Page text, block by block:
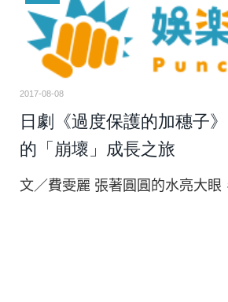
2017-08-08
日劇《過度保護的加穗子
的「崩壞」成長之旅
文／費雯麗 張著圓圓的水亮大